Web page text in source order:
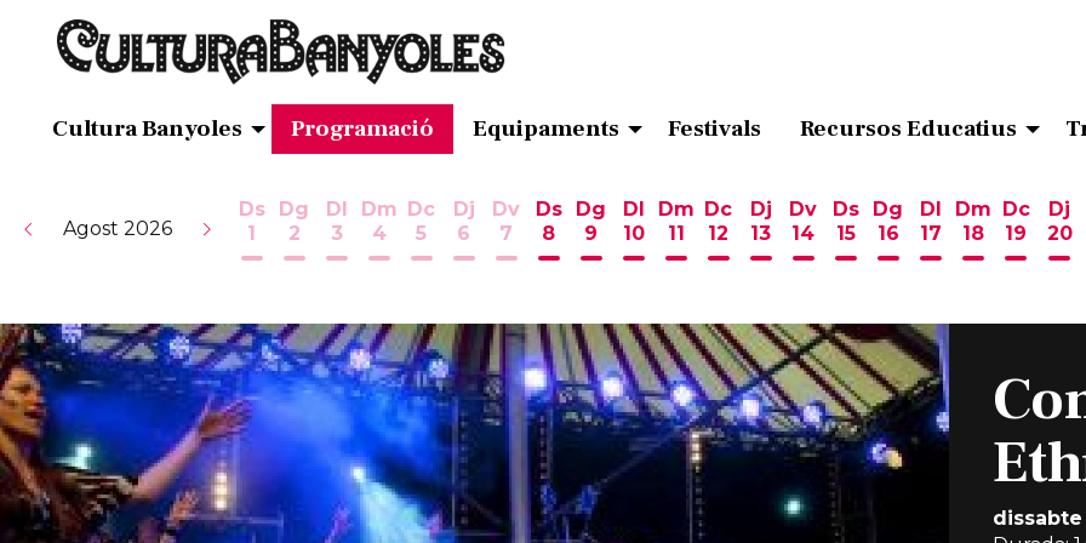
Cultura Banyoles Programació Equipaments Festivals Recursos Educatius
Agost 2026
Ds
1
Dissabte 1 d'agost
Dg
2
Diumenge 2 d'agost
Dl
3
Dilluns 3 d'agost
Dm
4
Dimarts 4 d'agost
Dc
5
Dimecres 5 d'agost
Dj
6
Dijous 6 d'agost
Dv
7
Divendres 7 d'agost
Ds
8
Dissabte 8 d'agost
Dg
9
Diumenge 9 d'agost
Dl
10
Dilluns 10 d'agost
Dm
11
Dimarts 11 d'agost
Dc
12
Dimecres 12 d'agost
Dj
13
Dijous 13 d'agost
Dv
14
Divendres 14 d'agost
Ds
15
Dissabte 15 d'agost
Dg
16
Diumenge 16
Dl
17
Dilluns 17
Dm
18
Dimarts 18
Dc
19
Dj
20
dissabte